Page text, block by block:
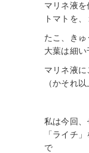
マリネ液を
トマトを
たこ、きゅ
大葉は細い
マリネ液に
（かそれ
私は今回、
「ライチ
で